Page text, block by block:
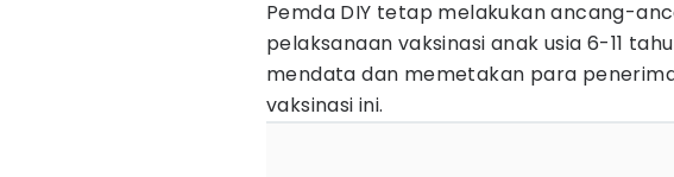
Pemda DIY tetap melakukan ancang-
pelaksanaan vaksinasi anak usia 6-11
mendata dan memetakan para
vaksinasi ini.